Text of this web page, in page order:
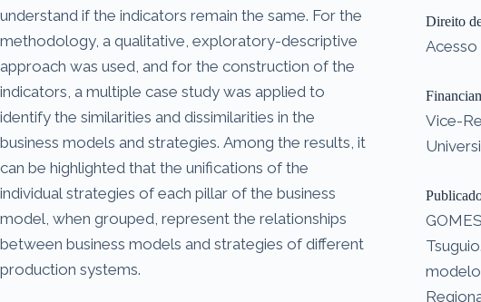
understand if the indicators remain the same. For the
methodology, a qualitative, exploratory-descriptive
approach was used, and for the construction of the
indicators, a multiple case study was applied to
identify the similarities and dissimilarities in the
business models and strategies. Among the results, it
can be highlighted that the unifications of the
individual strategies of each pillar of the business
model, when grouped, represent the relationships
between business models and strategies of different
production systems.
Direito
Vice-